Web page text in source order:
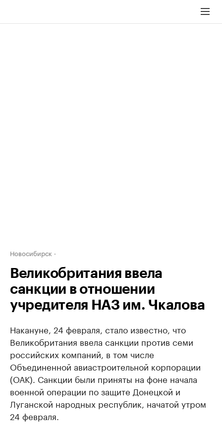
Новосибирск
Великобритания ввела
санкции в отношении
учредителя НАЗ им. Чкалова
Накануне, 24 февраля, стало известно, что
Великобритания ввела санкции против семи
российских компаний, в том числе
Объединенной авиастроительной корпорации
(ОАК). Санкции были приняты на фоне начала
военной операции по защите Донецкой и
Луганской народных республик, начатой утром
24 февраля.